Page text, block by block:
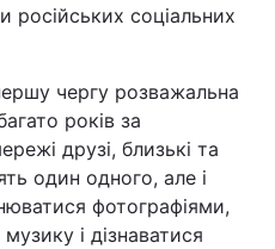
російських соціальних
чергу розважальна
років за
друзі, близькі та
один одного, але і
фотографіями,
і дізнаватися